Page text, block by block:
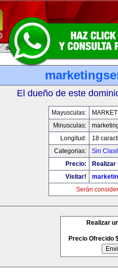
El dueño de este
Mayusculas:
Minusculas:
Longitud:
18
Categorias:
Sin
Precio:
Realizar
Visitar!
Serán
Realizar
Precio Ofrecido